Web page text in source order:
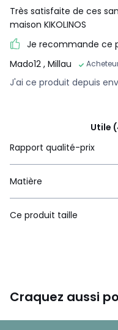
Très satisfaite de ces
maison KIKOLINOS
Je recommande ce
Mado12 , Millau
J'ai ce produit depuis
Utile
Rapport qualité-prix
Matière
Ce produit taille
Craquez aussi